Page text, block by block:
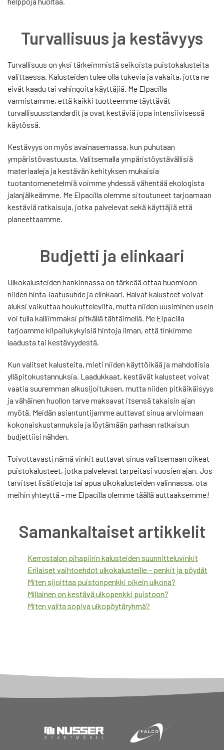
Turvallisuus ja kestävyys
Turvallisuus on yksi tärkeimmistä seikoista puistokalusteita
valittaessa. Kalusteiden tulee olla tukevia ja vakaita, jotta ne
eivät kaadu tai vahingoita käyttäjiä. Me Elpacilla
varmistamme, että kaikki tuotteemme täyttävät
turvallisuusstandardit ja ovat kestäviä jopa intensiivisessä
käytössä.
Kestävyys on myös avainasemassa, kun puhutaan
ympäristövastuusta. Valitsemalla ympäristöystävällisiä
materiaaleja ja kestävän kehityksen mukaisia
tuotantomenetelmiä voimme yhdessä vähentää ekologista
jalanjälkeämme. Me Elpacilla olemme sitoutuneet tarjoamaan
kestäviä ratkaisuja, jotka palvelevat sekä käyttäjiä että
planeettaamme.
Budjetti ja elinkaari
Ulkokalusteiden hankinnassa on tärkeää ottaa huomioon
niiden hinta-laatusuhde ja elinkaari. Halvat kalusteet voivat
aluksi vaikuttaa houkuttelevilta, mutta niiden uusiminen usein
voi tulla kalliimmaksi pitkällä tähtäimellä. Me Elpacilla
tarjoamme kilpailukykyisiä hintoja ilman, että tinkimme
laadusta tai kestävyydestä.
Kun valitset kalusteita, mieti niiden käyttöikää ja mahdollisia
ylläpitokustannuksia. Laadukkaat, kestävät kalusteet voivat
vaatia suuremman alkusijoituksen, mutta niiden pitkäikäisyys
ja vähäinen huollon tarve maksavat itsensä takaisin ajan
myötä. Meidän asiantuntijamme auttavat sinua arvioimaan
kokonaiskustannuksia ja löytämään parhaan ratkaisun
budjettiisi nähden.
Toivottavasti nämä vinkit auttavat sinua valitsemaan oikeat
puistokalusteet, jotka palvelevat tarpeitasi vuosien ajan. Jos
tarvitset lisätietoja tai apua ulkokalusteiden valinnassa, ota
meihin yhteyttä – me Elpacilla olemme täällä auttaaksemme!
Samankaltaiset artikkelit
Kerrostalon pihapiirin kalusteiden suunnitteluvinkit
Erilaiset vaihtoehdot ulkokalusteille – penkit ja pöydät
Miten sijoittaa puistonpenkki oikein ulkona?
Millainen on kestävä ulkopenkki puistoon?
Miten valita sopiva ulkopöytäryhmä?